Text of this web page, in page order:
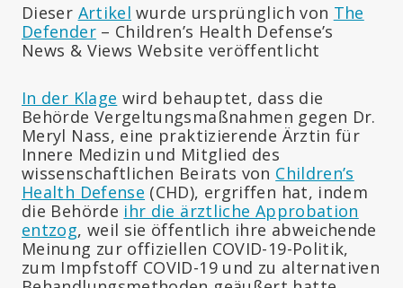
Dieser Artikel wurde ursprünglich von The
Defender– Children’s Health Defense’s
News & Views Website veröffentlicht
In der Klage wird behauptet, dass die
Behörde Vergeltungsmaßnahmen gegen Dr.
Meryl Nass, eine praktizierende Ärztin für
Innere Medizin und Mitglied des
wissenschaftlichen Beirats von Children’s
Health Defense (CHD), ergriffen hat, indem
die Behörde ihr die ärztliche Approbation
entzog, weil sie öffentlich ihre abweichende
Meinung zur offiziellen COVID-19-Politik,
zum Impfstoff COVID-19 und zu alternativen